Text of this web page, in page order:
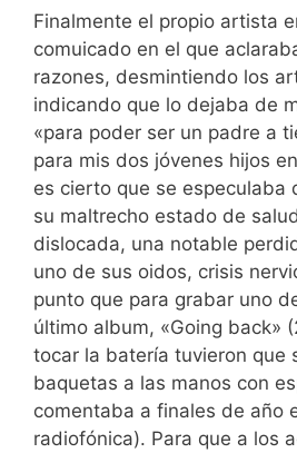
Finalmente el propio artista
comuicado en el que
razones, desmintiendo los
indicando que lo dejaba de
«para poder ser un padre a
para mis dos jóvenes hijos
es cierto que se especulaba
su maltrecho estado de
dislocada, una notable
uno de sus oidos, crisis
punto que para grabar uno
último album, «Going back»
tocar la batería tuvieron que
baquetas a las manos con
comentaba a finales de año
radiofónica). Para que a los